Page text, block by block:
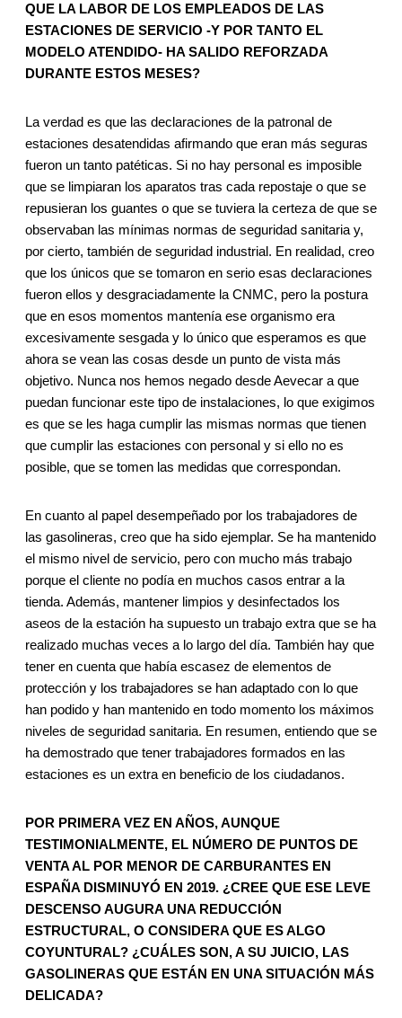
QUE LA LABOR DE LOS EMPLEADOS DE LAS
ESTACIONES DE SERVICIO -Y POR TANTO EL
MODELO ATENDIDO- HA SALIDO REFORZADA
DURANTE ESTOS MESES?
La verdad es que las declaraciones de la patronal de
estaciones desatendidas afirmando que eran más seguras
fueron un tanto patéticas. Si no hay personal es imposible
que se limpiaran los aparatos tras cada repostaje o que se
repusieran los guantes o que se tuviera la certeza de que se
observaban las mínimas normas de seguridad sanitaria y,
por cierto, también de seguridad industrial. En realidad, creo
que los únicos que se tomaron en serio esas declaraciones
fueron ellos y desgraciadamente la CNMC, pero la postura
que en esos momentos mantenía ese organismo era
excesivamente sesgada y lo único que esperamos es que
ahora se vean las cosas desde un punto de vista más
objetivo. Nunca nos hemos negado desde Aevecar a que
puedan funcionar este tipo de instalaciones, lo que exigimos
es que se les haga cumplir las mismas normas que tienen
que cumplir las estaciones con personal y si ello no es
posible, que se tomen las medidas que correspondan.
En cuanto al papel desempeñado por los trabajadores de
las gasolineras, creo que ha sido ejemplar. Se ha mantenido
el mismo nivel de servicio, pero con mucho más trabajo
porque el cliente no podía en muchos casos entrar a la
tienda. Además, mantener limpios y desinfectados los
aseos de la estación ha supuesto un trabajo extra que se ha
realizado muchas veces a lo largo del día. También hay que
tener en cuenta que había escasez de elementos de
protección y los trabajadores se han adaptado con lo que
han podido y han mantenido en todo momento los máximos
niveles de seguridad sanitaria. En resumen, entiendo que se
ha demostrado que tener trabajadores formados en las
estaciones es un extra en beneficio de los ciudadanos.
POR PRIMERA VEZ EN AÑOS, AUNQUE
TESTIMONIALMENTE, EL NÚMERO DE PUNTOS DE
VENTA AL POR MENOR DE CARBURANTES EN
ESPAÑA DISMINUYÓ EN 2019. ¿CREE QUE ESE LEVE
DESCENSO AUGURA UNA REDUCCIÓN
ESTRUCTURAL, O CONSIDERA QUE ES ALGO
COYUNTURAL? ¿CUÁLES SON, A SU JUICIO, LAS
GASOLINERAS QUE ESTÁN EN UNA SITUACIÓN MÁS
DELICADA?